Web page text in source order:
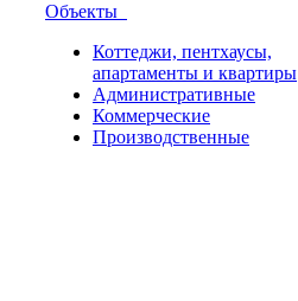
Объекты
Коттеджи, пентхаусы,
апартаменты и квартиры
Административные
Коммерческие
Производственные